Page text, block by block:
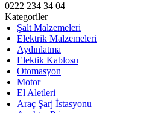
0222 234 34 04
Kategoriler
Şalt Malzemeleri
Elektrik Malzemeleri
Aydınlatma
Elektik Kablosu
Otomasyon
Motor
El Aletleri
Araç Şarj İstasyonu